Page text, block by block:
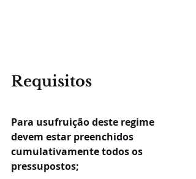
Requisitos
Para usufruição deste regime
devem estar preenchidos
cumulativamente todos os
pressupostos;